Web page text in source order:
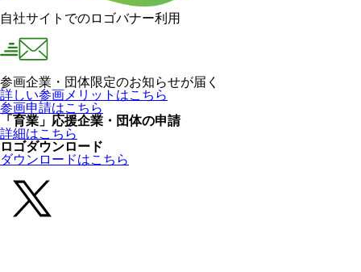
自社サイトでのロゴバナー利用
参画企業・団体限定のお知らせが届く
詳しい参画メリットはこちら
参画申請はこちら
「育業」応援企業・団体の申請
詳細はこちら
ロゴダウンロード
ダウンロードはこちら